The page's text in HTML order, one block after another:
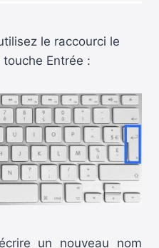
le raccourci le
Entrée :
un nouveau nom